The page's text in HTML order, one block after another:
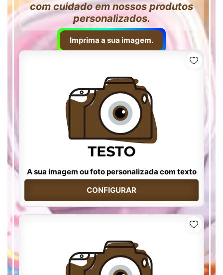
com cuidado em nossos produtos
personalizados.
Imprima a sua imagem.
A sua imagem ou foto personalizada com texto
CONFIGURAR